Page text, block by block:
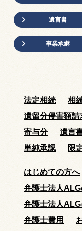
遺言書
事業承継
法定相続 相
遺留分侵害額請
寄与分
遺言
単純承認
限
はじめての方へ
弁護士法人
弁護士法人ALG
弁護士費用